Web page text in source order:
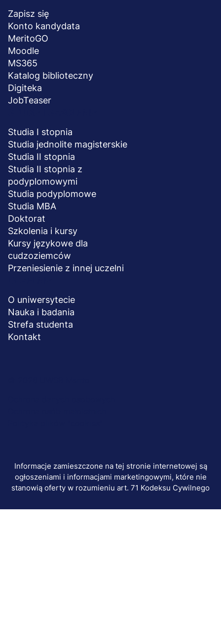
stopka
Zapisz się
Konto kandydata
MeritoGO
Moodle
MS365
Katalog biblioteczny
Digiteka
JobTeaser
Studia I stopnia
Studia jednolite magisterskie
Studia II stopnia
Studia II stopnia z
podyplomowymi
Studia podyplomowe
Studia MBA
Doktorat
Szkolenia i kursy
Kursy językowe dla
cudzoziemców
Przeniesienie z innej uczelni
O uniwersytecie
Nauka i badania
Strefa studenta
Kontakt
Informacje zamieszczone na tej stronie internetowej są
ogłoszeniami i informacjami marketingowymi, które nie
stanowią oferty w rozumieniu art. 71 Kodeksu Cywilnego